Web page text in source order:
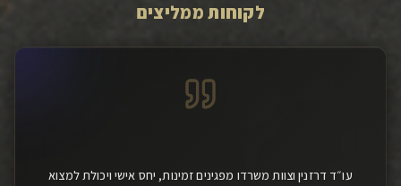
לקוחות ממליצים
עו״ד דרזנין וצוות משרדו מפגינים זמינות, יחס אישי ויכולת למצוא